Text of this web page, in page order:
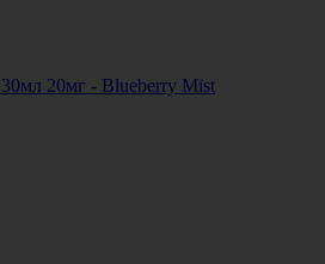
20мг - Blueberry Mist